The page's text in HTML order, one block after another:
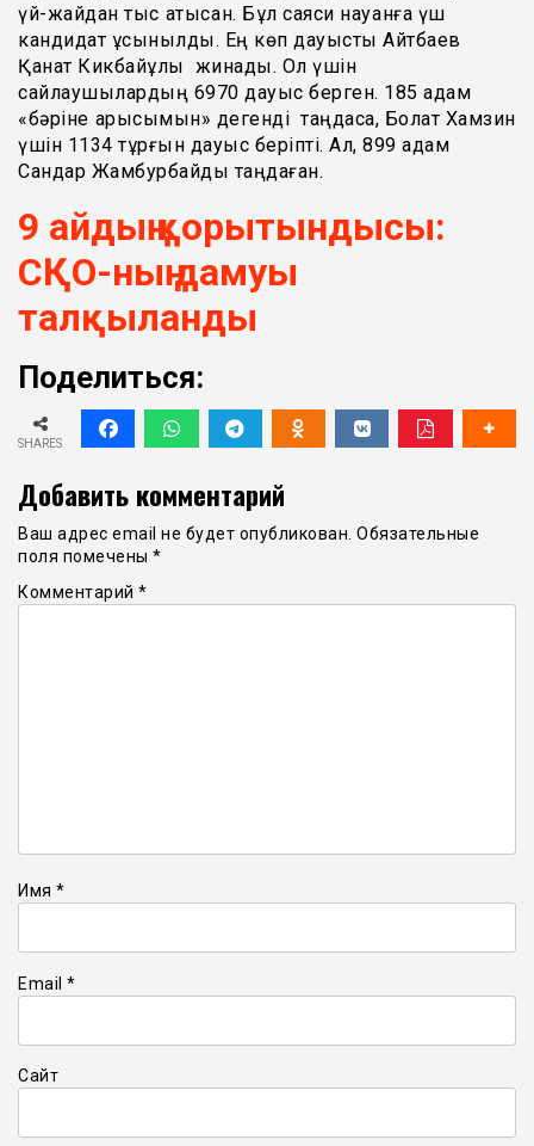
үй-жайдан тыс қатысқан. Бұл саяси науқанға үш
кандидат ұсынылды. Ең көп дауысты Айтбаев
Қанат Кикбайұлы жинады. Ол үшін
сайлаушылардың 6970 дауыс берген. 185 адам
«бәріне қарысымын» дегенді таңдаса, Болат Хамзин
үшін 1134 тұрғын дауыс беріпті. Ал, 899 адам
Сандар Жамбурбайды таңдаған.
9 айдың қорытындысы:
СҚО-ның дамуы
талқыланды
Поделиться:
SHARES
Добавить комментарий
Ваш адрес email не будет опубликован. Обязательные
поля помечены *
Комментарий *
Имя *
Email *
Сайт